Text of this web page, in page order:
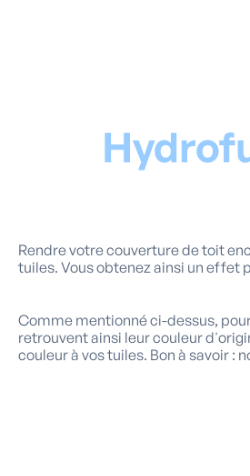
Rendre votre couverture de toit
tuiles. Vous obtenez ainsi un effet
Comme mentionné ci-dessus,
retrouvent ainsi leur couleur
couleur à vos tuiles. Bon à savoir :